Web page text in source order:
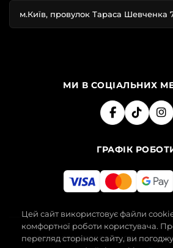
м.Київ, провулок Тараса Шевченка
МИ В СОЦІАЛЬНИХ
ГРАФІК
2019-2026 SECRET ANGEL. УСІ
Цей сайт використовує файли
комфортної роботи користувача.
перегляд сторінок сайту, ви